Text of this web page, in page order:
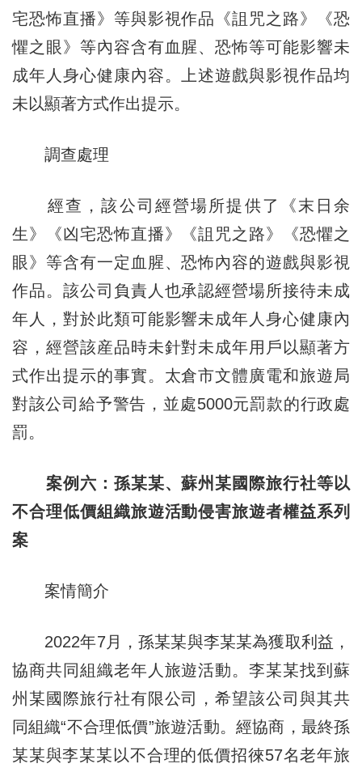
宅恐怖直播》等與影視作品《詛咒之路》《恐
懼之眼》等內容含有血腥、恐怖等可能影響未
成年人身心健康內容。上述遊戲與影視作品均
未以顯著方式作出提示。
調查處理
經查，該公司經營場所提供了《末日余
生》《凶宅恐怖直播》《詛咒之路》《恐懼之
眼》等含有一定血腥、恐怖內容的遊戲與影視
作品。該公司負責人也承認經營場所接待未成
年人，對於此類可能影響未成年人身心健康內
容，經營該産品時未針對未成年用戶以顯著方
式作出提示的事實。太倉市文體廣電和旅遊局
對該公司給予警告，並處5000元罰款的行政處
罰。
案例六：孫某某、蘇州某國際旅行社等以
不合理低價組織旅遊活動侵害旅遊者權益系列
案
案情簡介
2022年7月，孫某某與李某某為獲取利益，
協商共同組織老年人旅遊活動。李某某找到蘇
州某國際旅行社有限公司，希望該公司與其共
同組織“不合理低價”旅遊活動。經協商，最終孫
某某與李某某以不合理的低價招徠57名老年旅